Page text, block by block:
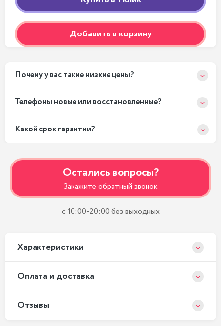
Добавить в корзину
Почему у вас такие низкие цены?
Телефоны новые или восстановленные?
Какой срок гарантии?
Остались вопросы?
Закажите обратный звонок
с 10:00-20:00 без выходных
Xарактеристики
Оплата и доставка
Отзывы